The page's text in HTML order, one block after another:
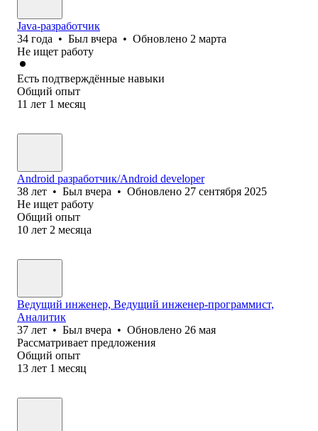
Java-разработчик
34 года • Был вчера • Обновлено 2 марта
Не ищет работу
Есть подтверждённые навыки
Общий опыт
11 лет 1 месяц
Android разработчик/Android developer
38 лет • Был вчера • Обновлено 27 сентября 2025
Не ищет работу
Общий опыт
10 лет 2 месяца
Ведущий инженер, Ведущий инженер-программист,
Аналитик
37 лет • Был вчера • Обновлено 26 мая
Рассматривает предложения
Общий опыт
13 лет 1 месяц